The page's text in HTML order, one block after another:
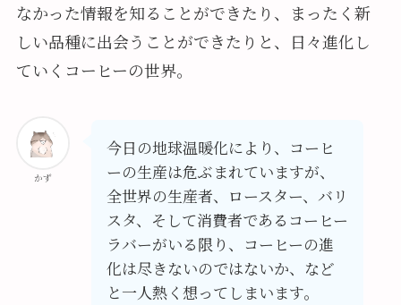
なかった情報を知ることができたり、まったく新
しい品種に出会うことができたりと、日々進化し
ていくコーヒーの世界。
かず
今日の地球温暖化により、コーヒ
ーの生産は危ぶまれていますが、
全世界の生産者、ロースター、バリ
スタ、そして消費者であるコーヒー
ラバーがいる限り、コーヒーの進
化は尽きないのではないか、など
と一人熱く想ってしまいます。